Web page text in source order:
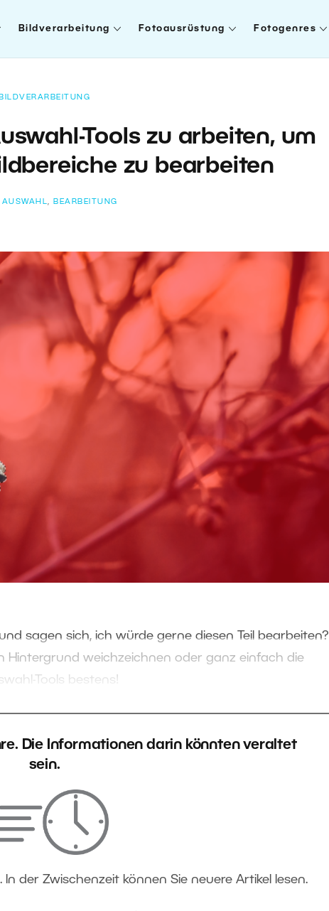
Bildverarbeitung Fotoausrüstung Fotogenres
BILDVERARBEITUNG
Tools zu arbeiten, um
zu bearbeiten
AUSWAHL, BEARBEITUNG
sagen sich, ich würde gerne diesen Teil bearbeiten?
Hintergrund weichzeichnen oder ganz einfach die
Tools bestens!
Die Informationen darin könnten veraltet
sein.
der Zwischenzeit können Sie neuere Artikel lesen.